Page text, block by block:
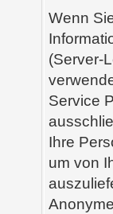
Wenn
(Server-
Service
Ihre
um von